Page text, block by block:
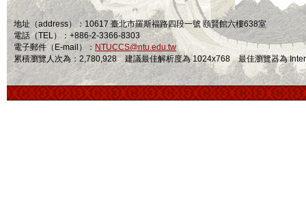
地址（address）：10617 臺北市羅斯福路四段一號 頤賢館六樓638室
電話（TEL）：+886-2-3366-8303
電子郵件（E-mail）： NTUCCS@ntu.edu.tw
累積瀏覽人次為：2,780,928 建議最佳解析度為 1024x768 最佳瀏覽器為